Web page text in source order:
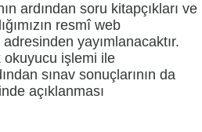
ardından soru kitapçıkları ve
resmî web
adresinden yayımlanacaktır.
okuyucu işlemi ile
sınav sonuçlarının da
açıklanması